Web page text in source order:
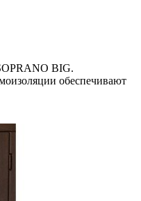
BIG.
обеспечивают